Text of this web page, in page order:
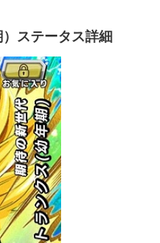
ステータス詳細